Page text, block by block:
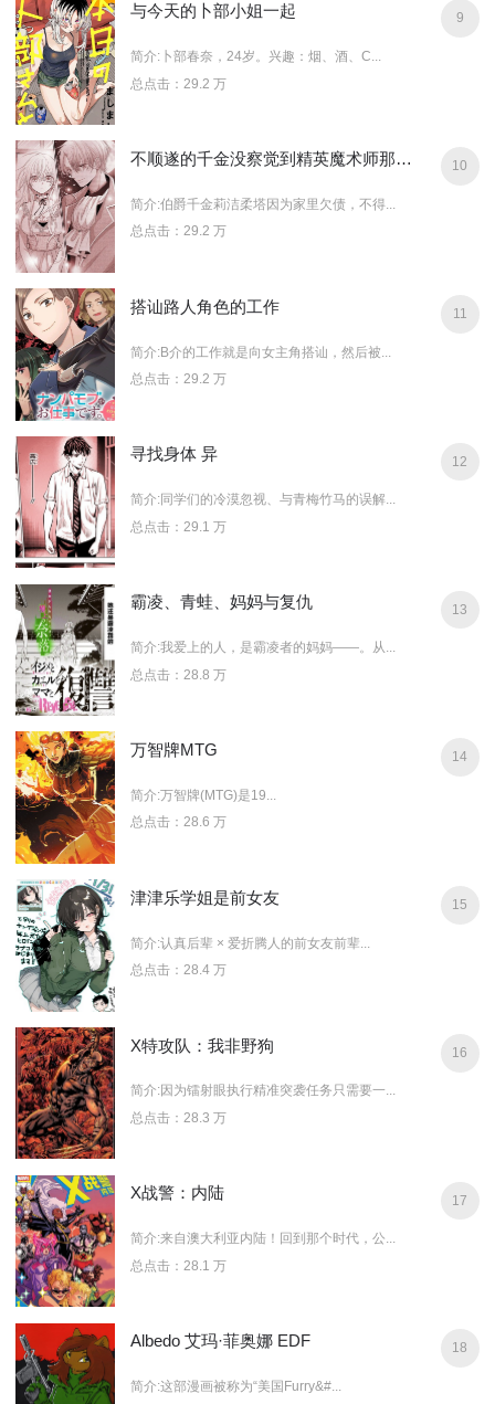
与今天的卜部小姐一起
简介:卜部春奈，24岁。兴趣：烟、酒、C...
总点击：29.2 万
9
不顺遂的千金没察觉到精英魔术师那过于沉重的爱
简介:伯爵千金莉洁柔塔因为家里欠债，不得...
总点击：29.2 万
10
搭讪路人角色的工作
简介:B介的工作就是向女主角搭讪，然后被...
总点击：29.2 万
11
寻找身体 异
简介:同学们的冷漠忽视、与青梅竹马的误解...
总点击：29.1 万
12
霸凌、青蛙、妈妈与复仇
简介:我爱上的人，是霸凌者的妈妈——。从...
总点击：28.8 万
13
万智牌MTG
简介:万智牌(MTG)是19...
总点击：28.6 万
14
津津乐学姐是前女友
简介:认真后辈 × 爱折腾人的前女友前辈...
总点击：28.4 万
15
X特攻队：我非野狗
简介:因为镭射眼执行精准突袭任务只需要一...
总点击：28.3 万
16
X战警：内陆
简介:来自澳大利亚内陆！回到那个时代，公...
总点击：28.1 万
17
Albedo 艾玛·菲奥娜 EDF
简介:这部漫画被称为“美国Furry&#...
18